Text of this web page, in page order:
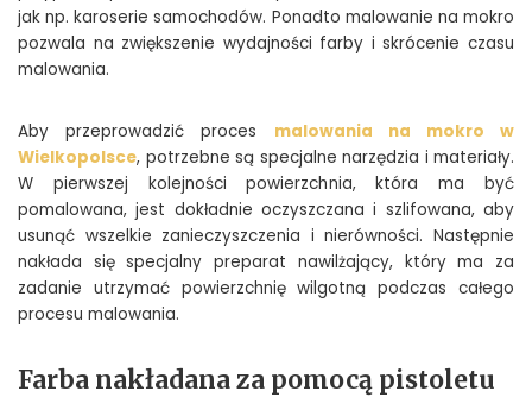
jak np. karoserie samochodów. Ponadto malowanie na mokro
pozwala na zwiększenie wydajności farby i skrócenie czasu
malowania.
Aby przeprowadzić proces malowania na mokro w
Wielkopolsce, potrzebne są specjalne narzędzia i materiały.
W pierwszej kolejności powierzchnia, która ma być
pomalowana, jest dokładnie oczyszczana i szlifowana, aby
usunąć wszelkie zanieczyszczenia i nierówności. Następnie
nakłada się specjalny preparat nawilżający, który ma za
zadanie utrzymać powierzchnię wilgotną podczas całego
procesu malowania.
Farba nakładana za pomocą pistoletu